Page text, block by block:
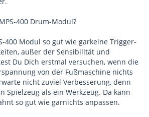
400 Drum-Modul?
400 Modul so gut wie garkeine Trigger-
außer der Sensibilität und
Du Dich erstmal versuchen, wenn die
von der Fußmaschine nichts
nicht zuviel Verbesserung, denn
Spielzeug als ein Werkzeug. Da kann
so gut wie garnichts anpassen.